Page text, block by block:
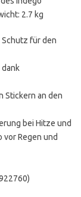
2.7 kg
Schutz für den
Stickern an den
bei Hitze und
Regen und